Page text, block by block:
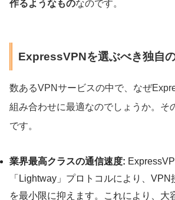
作るようなものなのです。
ExpressVPNを選ぶべき独自
数あるVPNサービスの中で、なぜ
組み合わせに最適なのでしょうか。そ
です。
業界最高クラスの通信速度:
「Lightway」プロトコルにより、
を最小限に抑えます。これにより、大